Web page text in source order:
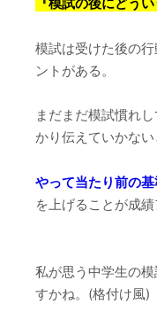
模試は受けた後の
ントがある。
まだまだ模試慣れ
かり伝えていかない
やって当たり前の基
を上げることが成績
私が思う中学生の
すかね。(格付け風)